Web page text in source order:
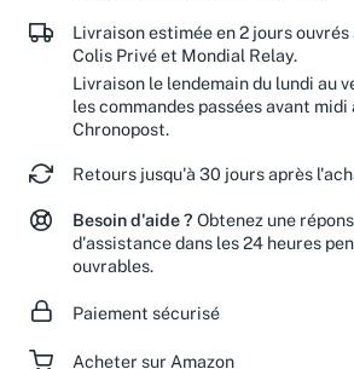
Livraison estimée en 2 jours ouvrés
Colis Privé et Mondial Relay.
Livraison le lendemain du lundi au
les commandes passées avant midi
Chronopost.
Retours jusqu'à 30 jours après
Besoin d'aide ? Obtenez une
d'assistance dans les 24 heures
ouvrables.
Paiement sécurisé
Acheter sur Amazon